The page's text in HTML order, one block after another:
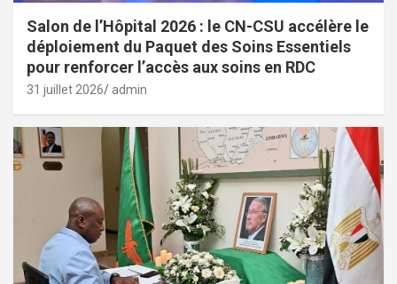
Salon de l’Hôpital 2026 : le CN-CSU accélère le
déploiement du Paquet des Soins Essentiels
pour renforcer l’accès aux soins en RDC
31 juillet 2026 admin